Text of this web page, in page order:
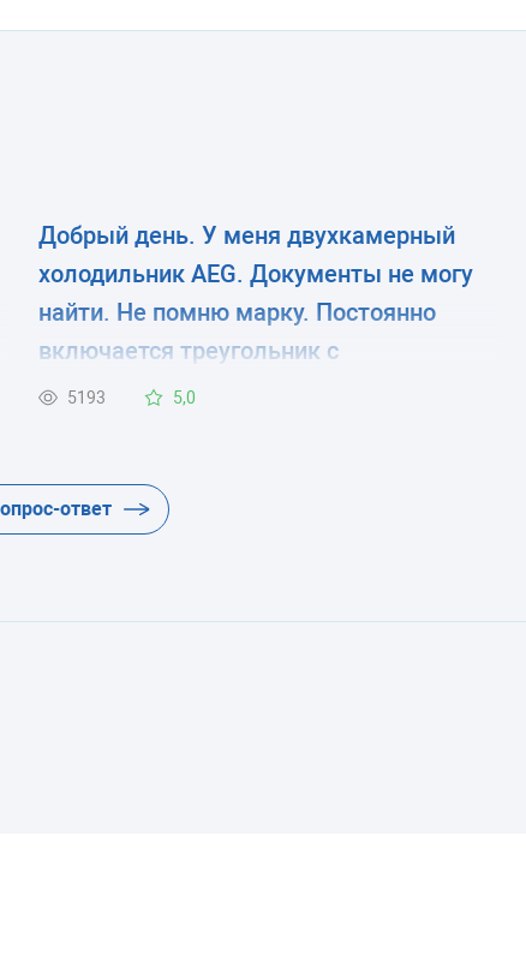
Добрый день. У меня двухкамерный
холодильник AEG. Документы не могу
найти. Не помню марку. Постоянно
включается треугольник с
восклицательным знаком. И
посмотреть модель холодильника?
только на задней стенке? и где почитать
5193 5,0
ответ